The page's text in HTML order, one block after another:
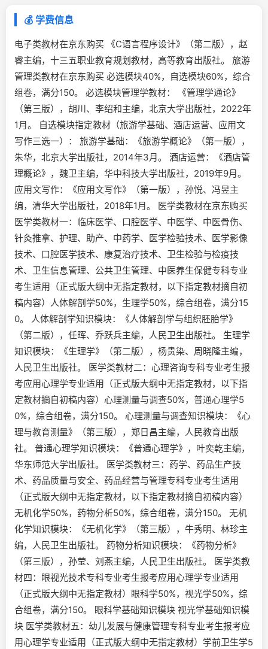
💰 学费信息
电子类教材在京东购买 《C语言程序设计》（第二版），赵
睿主编，十三五职业教育规划教材，高等教育出版社。 旅游
管理类教材在京东购买 必选模块40%，自选模块60%，综合
组卷，满分150。 必选模块管理学教材： 《管理学通论》
（第三版），胡川、李绍和主编，北京大学出版社，2022年
1月。 自选模块指定教材（旅游学基础、酒店运营、应用文
写作三选一）： 旅游学基础：《旅游学概论》（第一版），
朱华，北京大学出版社，2014年3月。 酒店运营：《酒店管
理概论》，魏卫主编，华中科技大学出版社，2019年9月。
应用文写作：《应用文写作》（第一版），孙悦、冯昱主
编，清华大学出版社，2018年1月。 医学类教材在京东购买
医学类教材一：临床医学、口腔医学、中医学、中医骨伤、
针灸推拿、护理、助产、中药学、医学检验技术、医学影像
技术、口腔医学技术、康复治疗技术、卫生检验与检疫技
术、卫生信息管理、公共卫生管理、中医养生保健专科专业
考生适用（正式版大纲中无指定教材，以下指定教材摘自初
稿内容）人体解剖学50%，生理学50%，综合组卷，满分15
0。 人体解剖学知识模块：《人体解剖学与组织胚胎学》
（第二版），任晖、乔跃兵主编，人民卫生出版社。 生理学
知识模块：《生理学》（第二版），杨贵染、周晓隆主编，
人民卫生出版社。 医学类教材二：心理咨询专科专业考生报
考应用心理学专业适用（正式版大纲中无指定教材，以下指
定教材摘自初稿内容）心理测量与调查50%，普通心理学5
0%，综合组卷，满分150。 心理测量与调查知识模块：《心
理与教育测量》（第三版），郑日昌主编，人民教育出版
社。 普通心理学知识模块：《普通心理学》，叶奕乾主编，
华东师范大学出版社。 医学类教材三：药学、药品生产技
术、药品质量与安全、药品经营与管理专科专业考生适用
（正式版大纲中无指定教材，以下指定教材摘自初稿内容）
无机化学50%，药物分析50%，综合组卷，满分150。 无机
化学知识模块：《无机化学》（第三版），牛秀明、林珍主
编，人民卫生出版社。 药物分析知识模块：《药物分析》
（第三版），孙莹、刘燕主编，人民卫生出版社。 医学类教
材四：眼视光技术专科专业考生报考应用心理学专业适用
（正式版大纲中无指定教材）眼科学50%，视光学50%，综
合组卷，满分150。 眼科学基础知识模块 视光学基础知识模
块 医学类教材五：幼儿发展与健康管理专科专业考生报考应
用心理学专业适用（正式版大纲中无指定教材）学前卫生学5